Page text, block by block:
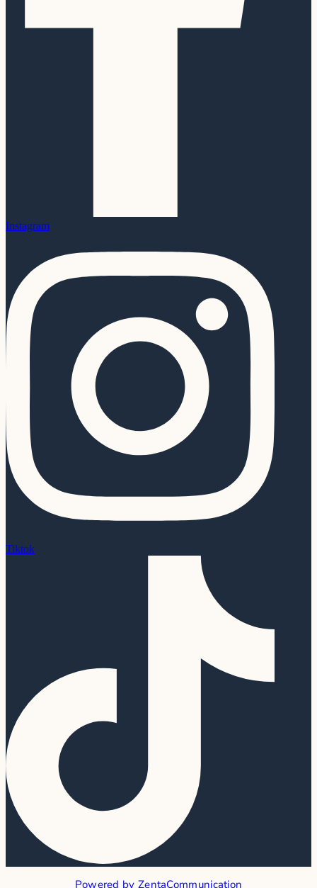
Instagram
Tiktok
Powered by ZentaCommunication